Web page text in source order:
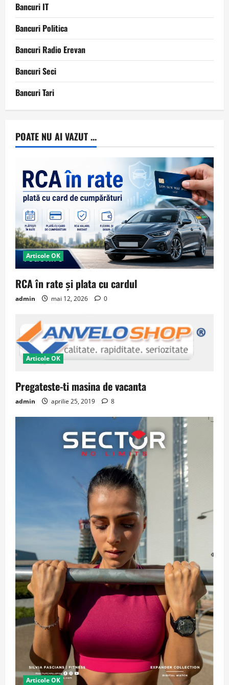
Bancuri IT
Bancuri Politica
Bancuri Radio Erevan
Bancuri Seci
Bancuri Tari
POATE NU AI VAZUT ...
Articole OK
RCA în rate și plata cu cardul
admin mai 12, 2026 0
Articole OK
Pregateste-ti masina de vacanta
admin aprilie 25, 2019 8
Articole OK